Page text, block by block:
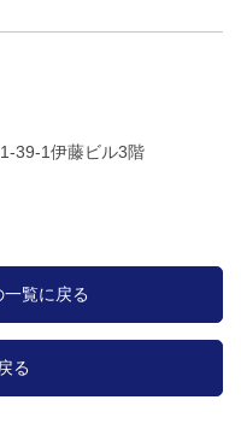
伊藤ビル3階
一覧に戻る
る